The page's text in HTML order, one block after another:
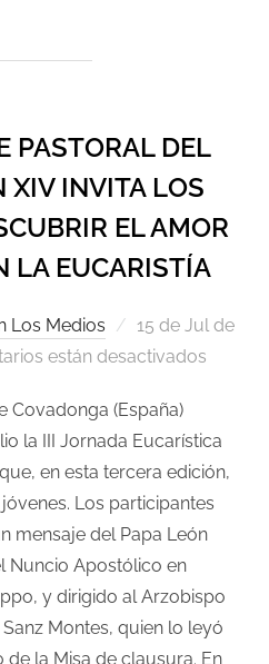
PASTORAL DEL
XIV INVITA LOS
EL AMOR
LA EUCARISTÍA
Los Medios
15 de Jul de
están desactivados
Covadonga (España)
la III Jornada Eucarística
en esta tercera edición,
Los participantes
mensaje del Papa León
Nuncio Apostólico en
y dirigido al Arzobispo
Montes, quien lo leyó
la Misa de clausura. En